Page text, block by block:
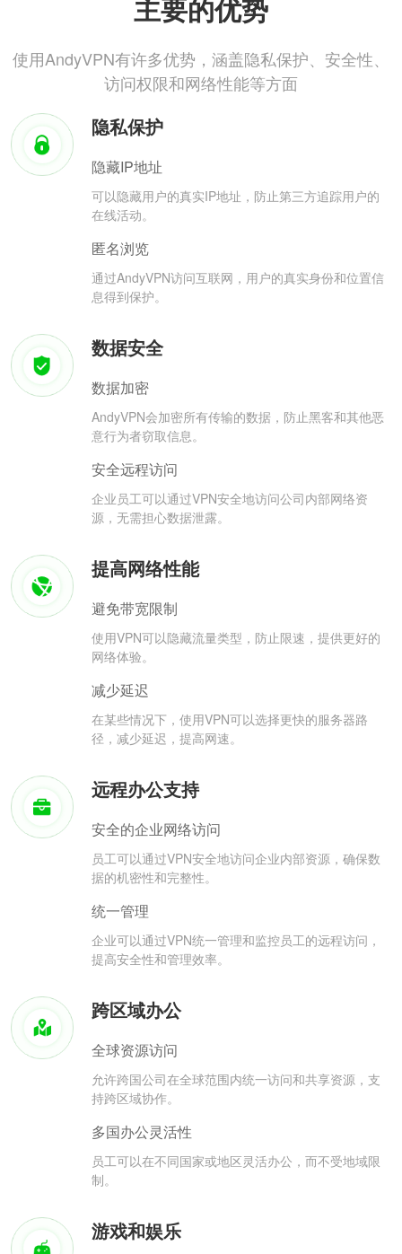
主要的优势
使用AndyVPN有许多优势，涵盖隐私保护、安全性、
访问权限和网络性能等方面
隐私保护
隐藏IP地址
可以隐藏用户的真实IP地址，防止第三方追踪用户的
在线活动。
匿名浏览
通过AndyVPN访问互联网，用户的真实身份和位置信
息得到保护。
数据安全
数据加密
AndyVPN会加密所有传输的数据，防止黑客和其他恶
意行为者窃取信息。
安全远程访问
企业员工可以通过VPN安全地访问公司内部网络资
源，无需担心数据泄露。
提高网络性能
避免带宽限制
使用VPN可以隐藏流量类型，防止限速，提供更好的
网络体验。
减少延迟
在某些情况下，使用VPN可以选择更快的服务器路
径，减少延迟，提高网速。
远程办公支持
安全的企业网络访问
员工可以通过VPN安全地访问企业内部资源，确保数
据的机密性和完整性。
统一管理
企业可以通过VPN统一管理和监控员工的远程访问，
提高安全性和管理效率。
跨区域办公
全球资源访问
允许跨国公司在全球范围内统一访问和共享资源，支
持跨区域协作。
多国办公灵活性
员工可以在不同国家或地区灵活办公，而不受地域限
制。
游戏和娱乐